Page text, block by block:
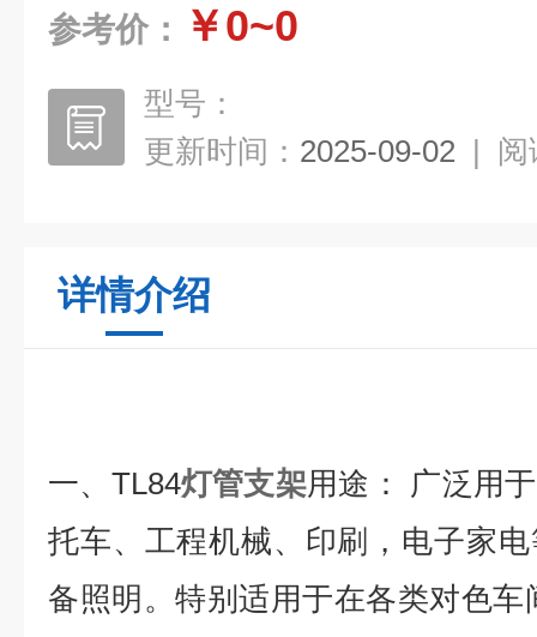
参考价： ￥0~0
型号：
更新时间： 2025-09-02 | 阅
详情介绍
一、TL84灯管支架用途：
广泛用
托车、工程机械、印刷，电子家
备照明。特别适用于在各类对色车